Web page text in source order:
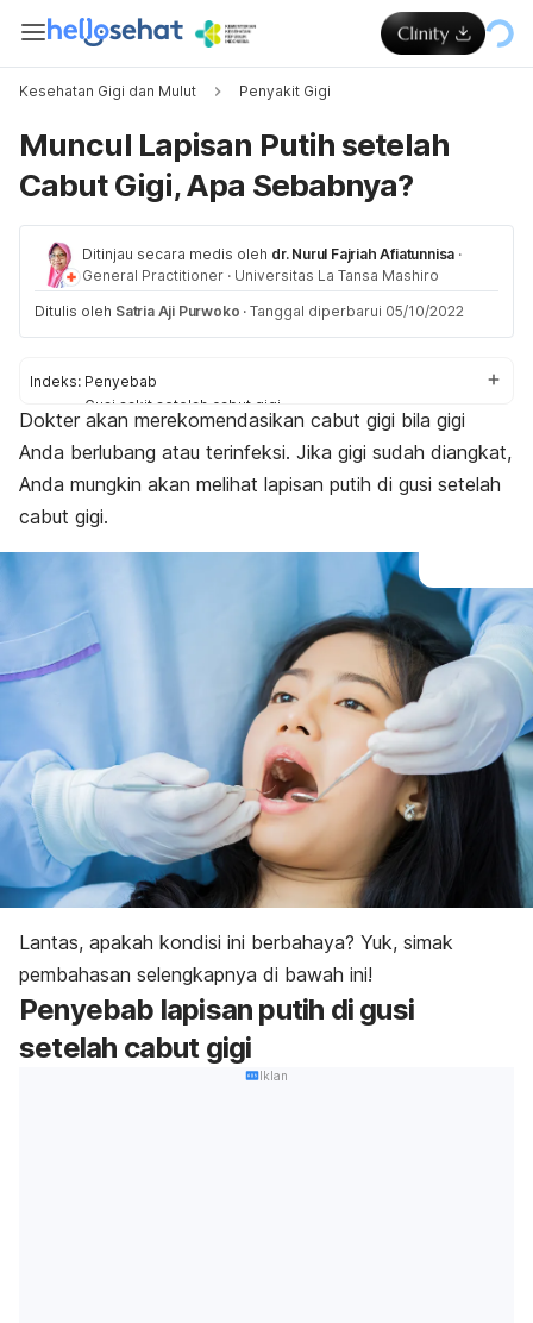
Kesehatan Gigi dan Mulut Penyakit Gigi
Muncul Lapisan Putih setelah
Cabut Gigi, Apa Sebabnya?
Ditinjau secara medis oleh dr. Nurul Fajriah Afiatunnisa ·
General Practitioner · Universitas La Tansa Mashiro
Ditulis oleh Satria Aji Purwoko · Tanggal diperbarui 05/10/2022
Indeks: Penyebab
Gusi sakit setelah cabut gigi
Perawatan setelah cabut gigi
Dokter akan merekomendasikan cabut gigi bila gigi
Anda berlubang atau terinfeksi. Jika gigi sudah diangkat,
Anda mungkin akan melihat lapisan putih di gusi setelah
cabut gigi.
Lantas, apakah kondisi ini berbahaya? Yuk, simak
pembahasan selengkapnya di bawah ini!
Penyebab lapisan putih di gusi
setelah cabut gigi
Iklan